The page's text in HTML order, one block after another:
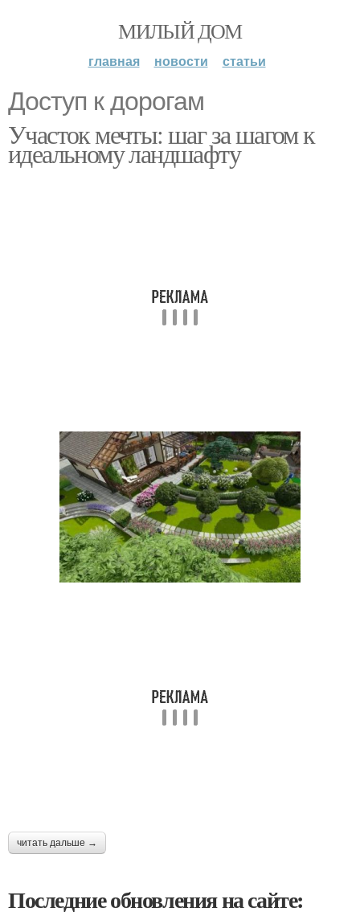
МИЛЫЙ ДОМ
главная новости статьи
Доступ к дорогам
Участок мечты: шаг за шагом к
идеальному ландшафту
читать дальше →
Последние обновления на сайте: